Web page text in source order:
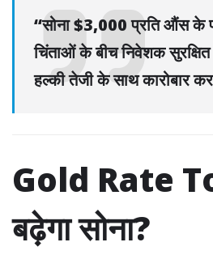
“सोना $3,000 प्रति औंस के
चिंताओं के बीच निवेशक सुरक्षित
हल्की तेजी के साथ कारोबार
Gold Rate
बढ़ेगा सोना?